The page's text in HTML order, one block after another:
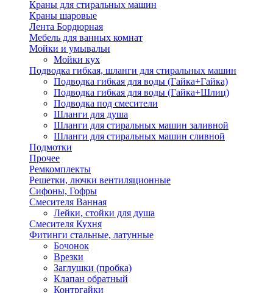
Краны для стиральных машин
Краны шаровые
Лента Бордюрная
Мебель для ванных комнат
Мойки и умывальн
Мойки кух
Подводка гибкая, шланги для стиральных машин
Подводка гибкая для воды (Гайка+Гайка)
Подводка гибкая для воды (Гайка+Шлиц)
Подводка под смесители
Шланги для душа
Шланги для стиральных машин заливной
Шланги для стиральных машин сливной
Подмотки
Прочее
Ремкомплекты
Решетки, лючки вентиляционные
Сифоны, Гофры
Смесителя Ванная
Лейки, стойки для душа
Смесителя Кухня
Фитинги стальные, латунные
Бочонок
Врезки
Заглушки (пробка)
Клапан обратный
Контргайки